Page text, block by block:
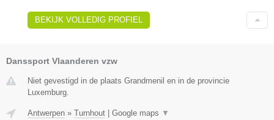
BEKIJK VOLLEDIG PROFIEL
Danssport Vlaanderen vzw
Niet gevestigd in de plaats Grandmenil en in de provincie
Luxemburg.
Antwerpen » Turnhout Google maps ▼